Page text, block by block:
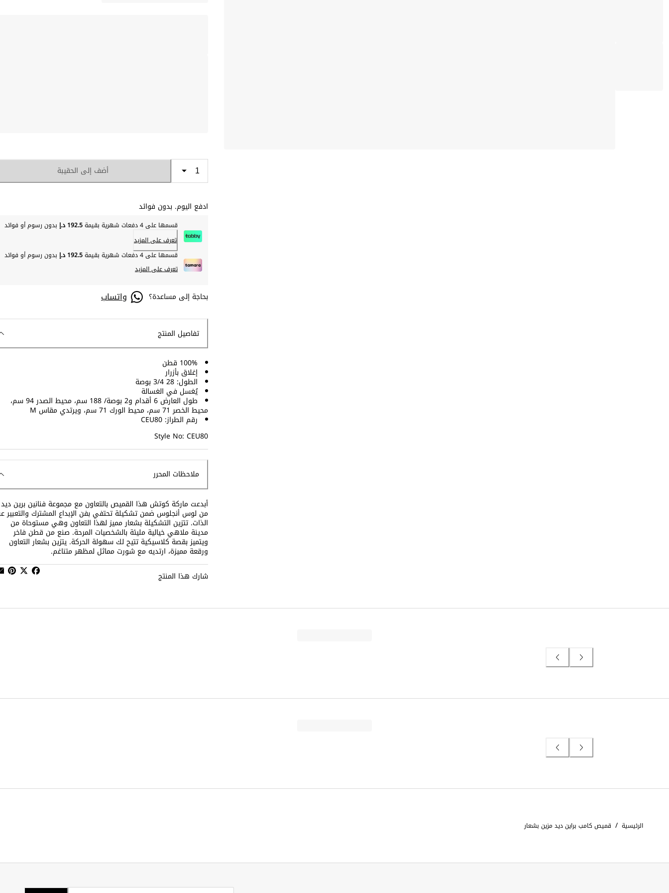
أضف إلى الحقيبة
ادفع اليوم. بدون فوائد
قسمها على 4 دفعات شهرية بقيمة 192.5 د.إ
بدون رسوم أو فوائد
تعرف على المزيد
قسمها على 4 دفعات شهرية بقيمة
192.5 د.إ
بدون رسوم أو فوائد
تعرف على المزيد
بحاجة إلى مساعدة؟ واتساب
تفاصيل المنتج
100% قطن
إغلاق بأزرار
الطول: 28 3/4 بوصة
يُغسل في الغسالة
طول العارض 6 أقدام و2 بوصة/ 188 سم، محيط الصدر 94 سم،
محيط الخصر 71 سم، محيط الورك 71 سم، ويرتدي مقاس M
رقم الطراز: CEU80
Style No: CEU80
ملاحظات المحرر
أبدعت ماركة كوتش هذا القميص بالتعاون مع مجموعة فنانين برين ديد
من لوس أنجلوس ضمن تشكيلة تحتفي بفن الإبداع المشترك والتعبير
الذات. تتزين التشكيلة بشعار مميز لهذا التعاون وهي مستوحاة من
مدينة ملاهي خيالية مليئة بالشخصيات المرحة. صنع من قطن فاخر
ويتميز بقصة كلاسيكية تتيح لك سهولة الحركة. يتزين بشعار التعاون
ورقعة مميزة، ارتديه مع شورت مماثل لمظهر متناغم.
شارك هذا المنتج
الرئيسية / قميص كامب براين ديد مزين بشعار